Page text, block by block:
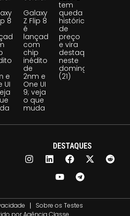
8
e
UI
Galaxy
Z Flip 8
é
lançado
com
chip
inédito
de
2nm e
One UI
9; veja
o que
muda
tem
queda
histórica
de
preço
e vira
destaque
neste
domingo
(21)
DESTAQUES
Sobre os Testes